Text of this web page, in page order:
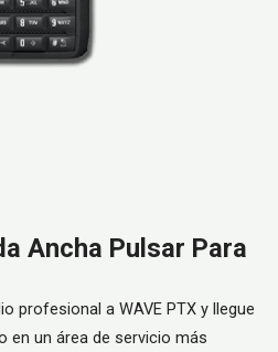
Ancha Pulsar Para
profesional a WAVE PTX y llegue
en un área de servicio más